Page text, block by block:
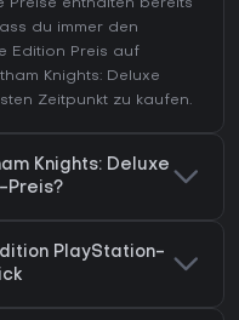
Preise enthalten bereits
du immer den
Edition Preis auf
Knights: Deluxe
Zeitpunkt zu kaufen.
Knights: Deluxe
Preis?
PlayStation-